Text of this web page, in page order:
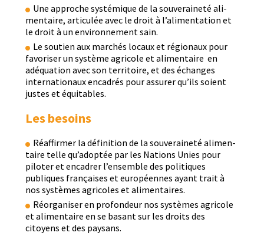
Une approche sys­témique de la sou­veraineté ali­
men­taire, artic­ulée avec le droit à l’alimentation et
le droit à un envi­ron­nement sain.
Le sou­tien aux marchés locaux et régionaux pour
favoris­er un sys­tème agri­cole et ali­men­taire en
adéqua­tion avec son ter­ri­toire, et des échanges
inter­na­tionaux encadrés pour assur­er qu’ils soient
justes et équitables.
Les besoins
Réaf­firmer la déf­i­ni­tion de la sou­veraineté ali­men­
taire telle qu’adoptée par les Nations Unies pour
pilot­er et encadr­er l’ensemble des poli­tiques
publiques français­es et européennes ayant trait à
nos sys­tèmes agri­coles et alimentaires.
Réor­gan­is­er en pro­fondeur nos sys­tèmes agri­cole
et ali­men­taire en se bas­ant sur les droits des
citoyens et des paysans.